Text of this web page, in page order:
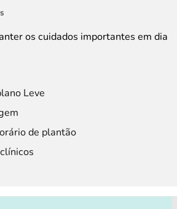
os cuidados importantes em dia
Leve
de plantão